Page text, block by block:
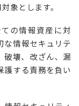
象とします。
の情報資産に対
な情報セキュリテ
破壊、改ざん、漏
護する責務を負い